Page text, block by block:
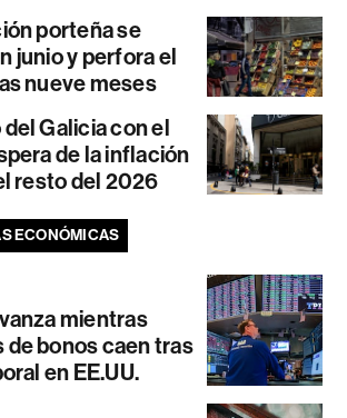
porteña se
junio y perfora el
nueve meses
Galicia con el
de la inflación
resto del 2026
ECONÓMICAS
mientras
bonos caen tras
en EE.UU.